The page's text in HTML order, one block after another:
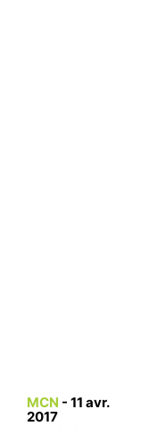
MCN - 11 avr.
2017